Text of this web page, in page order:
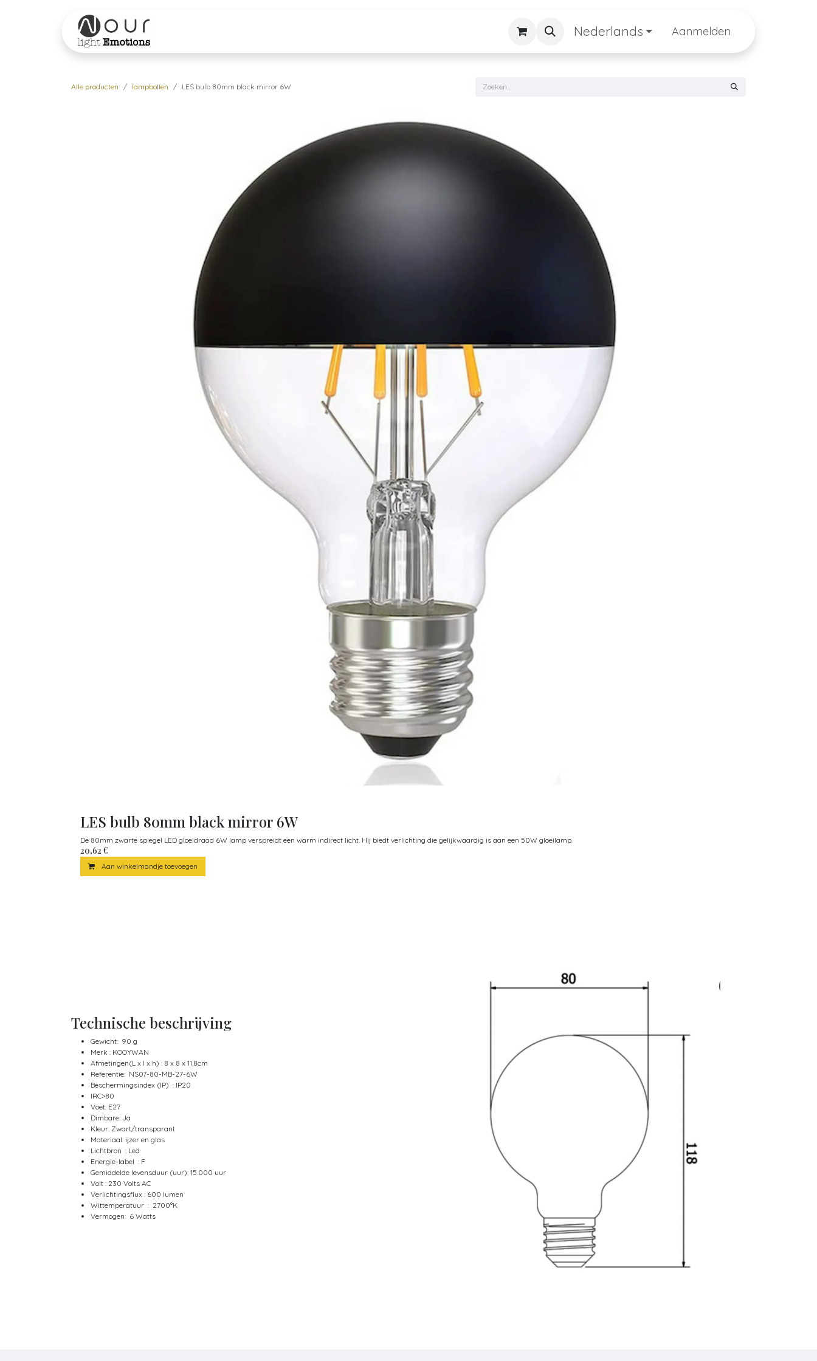
Contact Nederlands Aanmelden
Alle producten lampbollen LES bulb 80mm black mirror 6W
LES bulb 80mm black mirror 6W
De 80mm zwarte spiegel LED gloeidraad 6W lamp verspreidt een warm indirect licht. Hij biedt verlichting die gelijkwaardig is aan een 50W gloeilamp.
20,62 €
Aan winkelmandje toevoegen
Technische beschrijving
Gewicht: 90 g
Merk : KOOYWAN
Afmetingen(L x l x h) : 8 x 8 x 11,8cm
Referentie: NS07-80-MB-27-6W
Beschermingsindex (IP) : IP20
IRC>80
Voet: E27
Dimbare: Ja
Kleur: Zwart/transparant
Materiaal: ijzer en glas
Lichtbron : Led
Energie-label : F
Gemiddelde levensduur (uur): 15.000 uur
Volt : 230 Volts AC
Verlichtingsflux : 600 lumen
Wittemperatuur : 2700°K
Vermogen: 6 Watts